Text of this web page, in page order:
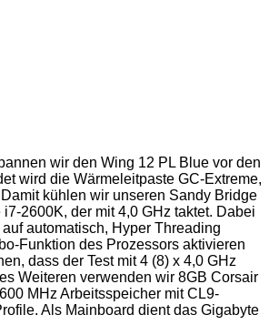
wir den Wing 12 PL Blue vor den
wird die Wärmeleitpaste GC-Extreme,
kühlen wir unseren Sandy Bridge
2600K, der mit 4,0 GHz taktet. Dabei
automatisch, Hyper Threading
Funktion des Prozessors aktivieren
dass der Test mit 4 (8) x 4,0 GHz
Weiteren verwenden wir 8GB Corsair
MHz Arbeitsspeicher mit CL9-
Als Mainboard dient das Gigabyte